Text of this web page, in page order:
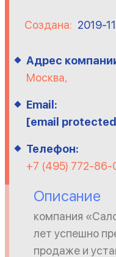
Создана: 2019-
Адрес
Москва,
Email:
[email
Телефон:
+7 (495) 772-86-
Описание
компания
лет успешно
продаже и